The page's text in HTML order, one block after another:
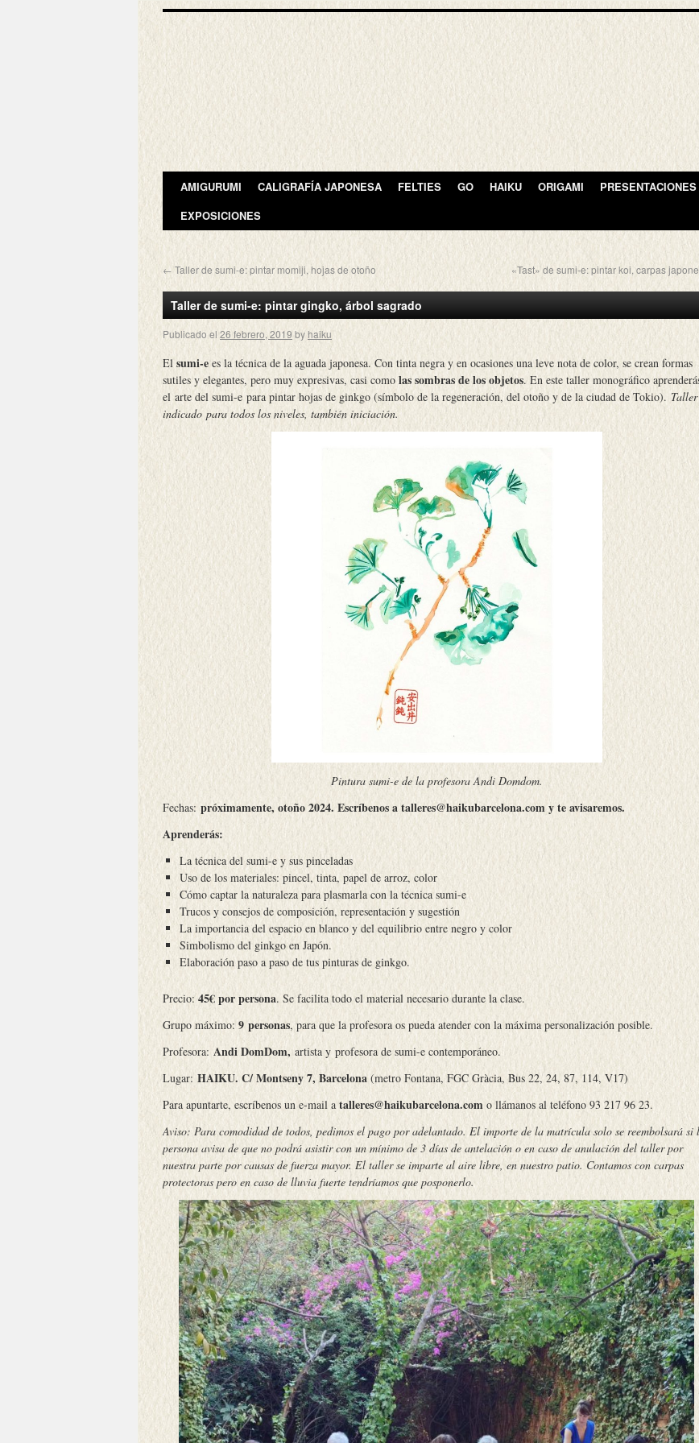
AMIGURUMI CALIGRAFÍA JAPONESA FELTIES GO HAIKU ORIGAMI PRESENTACIONES
EXPOSICIONES
← Taller de sumi-e: pintar momiji, hojas de otoño «Tast» de sumi-e: pintar koi, carpas
Taller de sumi-e: pintar gingko, árbol sagrado
Publicado el 26 febrero, 2019 by haiku
El sumi-e es la técnica de la aguada japonesa. Con tinta negra y en ocasiones una leve nota de color, se crean formas
sutiles y elegantes, pero muy expresivas, casi como las sombras de los objetos. En este taller monográfico
el arte del sumi-e para pintar hojas de ginkgo (símbolo de la regeneración, del otoño y de la ciudad de Tokio). Taller
indicado para todos los niveles, también iniciación.
Pintura sumi-e de la profesora Andi Domdom.
Fechas: próximamente, otoño 2024. Escríbenos a talleres@haikubarcelona.com y te avisaremos.
Aprenderás:
La técnica del sumi-e y sus pinceladas
Uso de los materiales: pincel, tinta, papel de arroz, color
Cómo captar la naturaleza para plasmarla con la técnica sumi-e
Trucos y consejos de composición, representación y sugestión
La importancia del espacio en blanco y del equilibrio entre negro y color
Simbolismo del ginkgo en Japón.
Elaboración paso a paso de tus pinturas de ginkgo.
Precio: 45€ por persona. Se facilita todo el material necesario durante la clase.
Grupo máximo: 9 personas, para que la profesora os pueda atender con la máxima personalización posible.
Profesora: Andi DomDom, artista y profesora de sumi-e contemporáneo.
Lugar: HAIKU. C/ Montseny 7, Barcelona (metro Fontana, FGC Gràcia, Bus 22, 24, 87, 114, V17)
Para apuntarte, escríbenos un e-mail a talleres@haikubarcelona.com o llámanos al teléfono 93 217 96 23.
Aviso: Para comodidad de todos, pedimos el pago por adelantado. El importe de la matrícula solo se reembolsará si
persona avisa de que no podrá asistir con un mínimo de 3 días de antelación o en caso de anulación del taller por
nuestra parte por causas de fuerza mayor. El taller se imparte al aire libre, en nuestro patio. Contamos con carpas
protectoras pero en caso de lluvia fuerte tendríamos que posponerlo.